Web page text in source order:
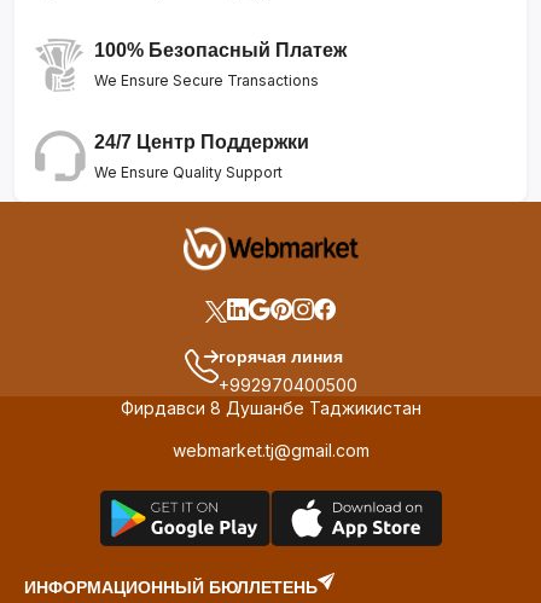
100% Безопасный Платеж
We Ensure Secure Transactions
24/7 Центр Поддержки
We Ensure Quality Support
горячая линия
+992970400500
Фирдавси 8 Душанбе Таджикистан
webmarket.tj@gmail.com
ИНФОРМАЦИОННЫЙ БЮЛЛЕТЕНЬ